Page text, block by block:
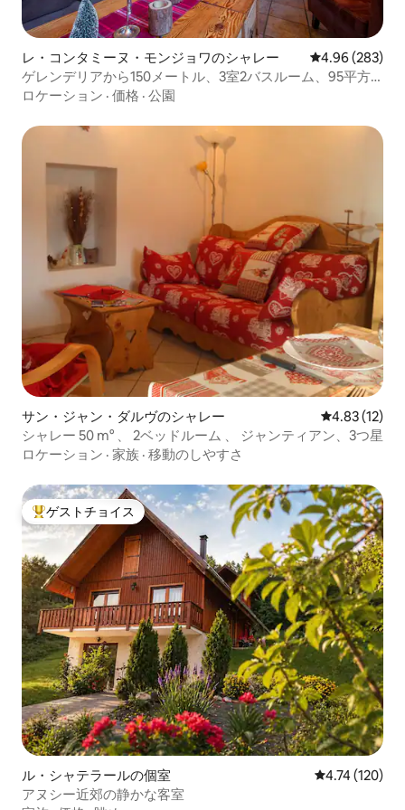
レ・コンタミーヌ・モンジョワのシャレー レビュー283
4.96 (283)
ゲレンデリアから150メートル、3室2バスルーム、95平方
メートル
ロケーション · 価格 · 公園
サン・ジャン・ダルヴのシャレー レビュー12
4.83 (12)
シャレー 50 m° 、 2ベッドルーム 、 ジャンティアン、3つ星
ロケーション · 家族 · 移動のしやすさ
大好評のゲストチョイスです。
ゲストチョイス
ル・シャテラールの個室 レビュー120
4.74 (120)
アヌシー近郊の静かな客室